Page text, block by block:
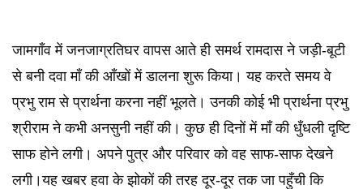
जामगाँव में जनजाग्रतिघर वापस आते ही समर्थ रामदास ने जड़ी-बूटी
से बनी दवा माँ की आँखों में डालना शुरू किया। यह करते समय वे
प्रभु राम से प्रार्थना करना नहीं भूलते। उनकी कोई भी प्रार्थना प्रभु
श्रीराम ने कभी अनसुनी नहीं की। कुछ ही दिनों में माँ की धुँधली दृष्टि
साफ होने लगी। अपने पुत्र और परिवार को वह साफ-साफ देखने
लगी।यह खबर हवा के झोकों की तरह दूर-दूर तक जा पहुँची कि